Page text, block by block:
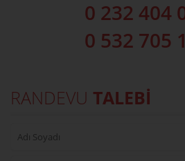
0 232 404
0 532 705
RANDEVU TALEBİ